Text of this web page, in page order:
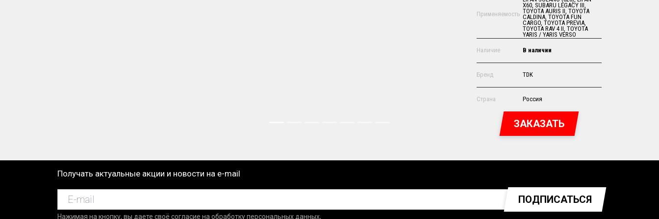
Применяемость
X60, SUBARU LEGACY III,
TOYOTA AURIS II, TOYOTA
CALDINA, TOYOTA FUN
CARGO, TOYOTA PREVIA,
TOYOTA RAV 4 II, TOYOTA
YARIS / YARIS VERSO
Наличие В наличии
Бренд TDK
Страна Россия
ЗАКАЗАТЬ
Получать актуальные акции и новости на e-mail
ПОДПИСАТЬСЯ
Нажимая на кнопку, вы даете своё согласие на обработку персональных данных,